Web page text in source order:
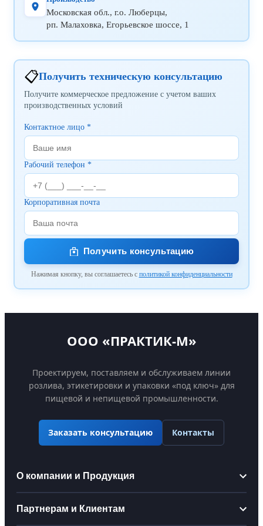
Московская обл., г.о. Люберцы,
рп. Малаховка, Егорьевское шоссе, 1
📋Получить техническую консультацию
Получите коммерческое предложение с учетом ваших
производственных условий
Контактное лицо *
Рабочий телефон *
Корпоративная почта
Получить консультацию
Нажимая кнопку, вы соглашаетесь с политикой конфиденциальности
ООО «ПРАКТИК-М»
Проектируем, поставляем и обслуживаем линии
розлива, этикетировки и упаковки «под ключ» для
пищевой и непищевой промышленности.
Заказать консультацию Контакты
О компании и Продукция
Информация
Партнерам и Клиентам